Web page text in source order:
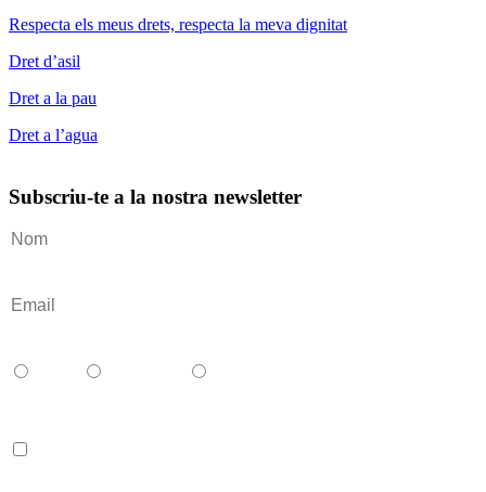
Respecta els meus drets, respecta la meva dignitat
Dret d’asil
Dret a la pau
Dret a l’agua
Subscriu-te a la nostra newsletter